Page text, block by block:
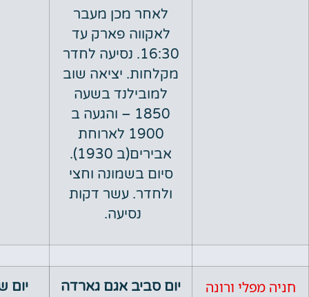
לאחר מכן מעבר
לאקווה פארק עד
16:30. נסיעה לחדר
מקלחות. יציאה שוב
למובילנד בשעה
1850 – והגעה ב
1900 לארוחת
אבירים(ב 1930).
סיום בשמונה וחצי
ולחדר. עשר דקות
ורונה
יום סביב אגם גארדה
יום שלישי